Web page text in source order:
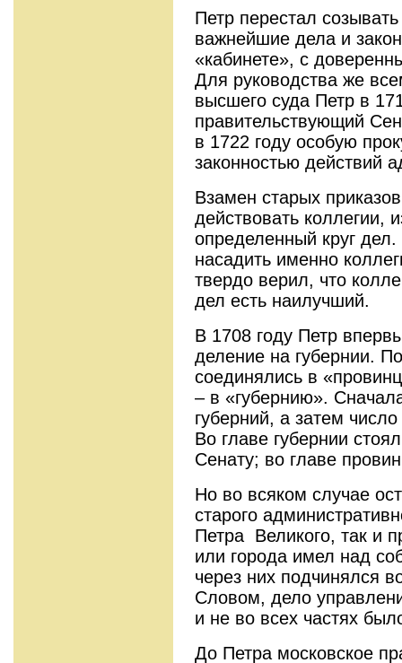
Петр перестал
важнейшие дела и
«кабинете», с
Для руководства же
высшего суда Петр в
правительствующий
в 1722 году особую
законностью действий
Взамен старых
действовать коллегии,
определенный круг
насадить именно
твердо верил, что
дел есть наилучший.
В 1708 году Петр
деление на губернии.
соединялись в
– в «губернию».
губерний, а затем
Во главе губернии
Сенату; во главе
Но во всяком случае
старого
Петра Великого, так и
или города имел над
через них подчинялся
Словом, дело
и не во всех частях
До Петра московское